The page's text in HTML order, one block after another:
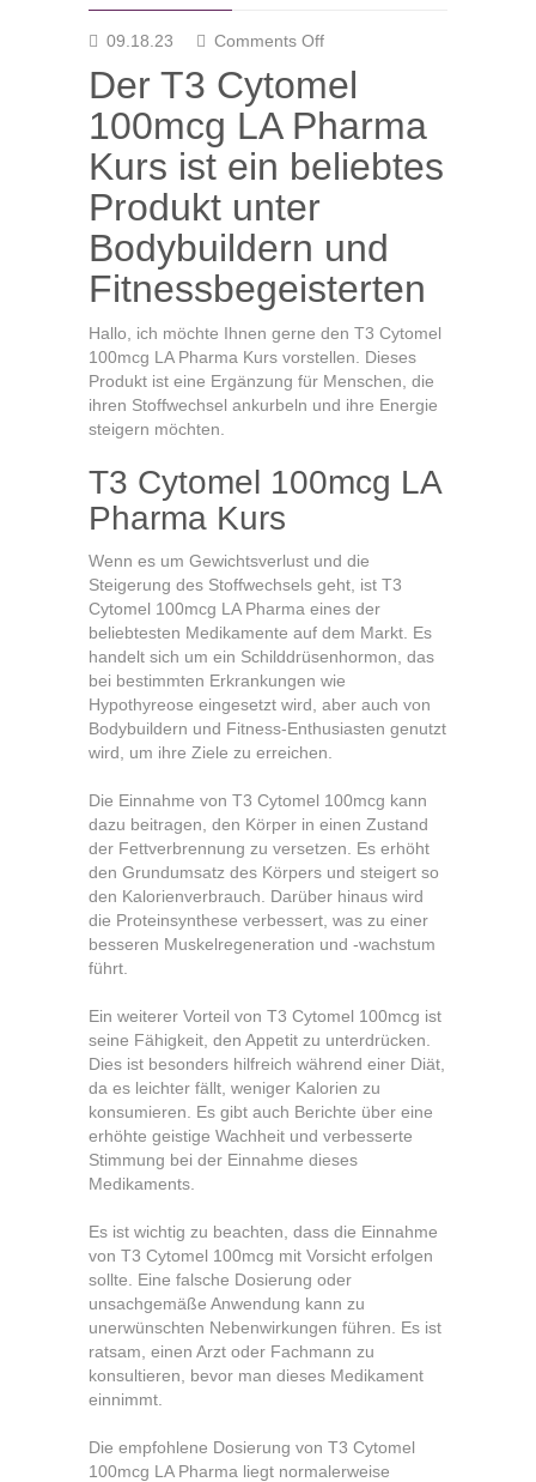
09.18.23 Comments Offon
T3
100mcg
LA
Pharma
ein
beliebtes
Produkt
unter
Bodybuildern
und
Fitnessbegeisterten
Der T3 Cytomel
100mcg LA Pharma
Kurs ist ein beliebtes
Produkt unter
Bodybuildern und
Fitnessbegeisterten
Hallo, ich möchte Ihnen gerne den T3 Cytomel
100mcg LA Pharma Kurs vorstellen. Dieses
Produkt ist eine Ergänzung für Menschen, die
ihren Stoffwechsel ankurbeln und ihre Energie
steigern möchten.
T3 Cytomel 100mcg LA
Pharma Kurs
Wenn es um Gewichtsverlust und die
Steigerung des Stoffwechsels geht, ist T3
Cytomel 100mcg LA Pharma eines der
beliebtesten Medikamente auf dem Markt. Es
handelt sich um ein Schilddrüsenhormon, das
bei bestimmten Erkrankungen wie
Hypothyreose eingesetzt wird, aber auch von
Bodybuildern und Fitness-Enthusiasten genutzt
wird, um ihre Ziele zu erreichen.
Die Einnahme von T3 Cytomel 100mcg kann
dazu beitragen, den Körper in einen Zustand
der Fettverbrennung zu versetzen. Es erhöht
den Grundumsatz des Körpers und steigert so
den Kalorienverbrauch. Darüber hinaus wird
die Proteinsynthese verbessert, was zu einer
besseren Muskelregeneration und -wachstum
führt.
Ein weiterer Vorteil von T3 Cytomel 100mcg ist
seine Fähigkeit, den Appetit zu unterdrücken.
Dies ist besonders hilfreich während einer Diät,
da es leichter fällt, weniger Kalorien zu
konsumieren. Es gibt auch Berichte über eine
erhöhte geistige Wachheit und verbesserte
Stimmung bei der Einnahme dieses
Medikaments.
Es ist wichtig zu beachten, dass die Einnahme
von T3 Cytomel 100mcg mit Vorsicht erfolgen
sollte. Eine falsche Dosierung oder
unsachgemäße Anwendung kann zu
unerwünschten Nebenwirkungen führen. Es ist
ratsam, einen Arzt oder Fachmann zu
konsultieren, bevor man dieses Medikament
einnimmt.
Die empfohlene Dosierung von T3 Cytomel
100mcg LA Pharma liegt normalerweise